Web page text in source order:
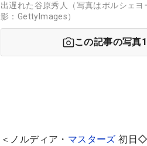
出遅れた谷原秀人（写真はポルシェ
影：GettyImages）
この記事の写真1
＜ノルディア・ マスターズ 初日